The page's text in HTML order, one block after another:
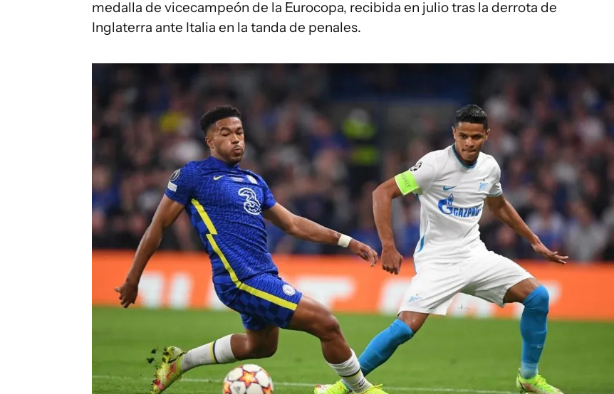
medalla de vicecampeón de la Eurocopa, recibida en julio tras la derrota de
Inglaterra ante Italia en la tanda de penales.